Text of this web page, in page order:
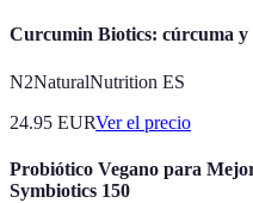
Curcumin Biotics: cúrcuma y
N2NaturalNutrition ES
24.95 EURVer el precio
Probiótico Vegano para
Symbiotics 150